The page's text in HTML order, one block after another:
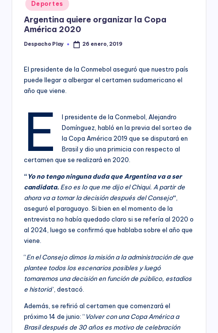
y
in
Deportes
Argentina quiere organizar la Copa
América 2020
Posted
Despacho Play 26 enero, 2019
El presidente de la Conmebol aseguró que nuestro país
puede llegar a albergar el certamen sudamericano el
año que viene.
E
l presidente de la Conmebol, Alejandro
Domínguez, habló en la previa del sorteo de
la Copa América 2019 que se disputará en
Brasil y dio una primicia con respecto al
certamen que se realizará en 2020.
“Yo no tengo ninguna duda que Argentina va a ser
candidata. Eso es lo que me dijo el Chiqui. A partir de
ahora va a tomar la decisión después del Consejo“
aseguró el paraguayo. Si bien en el momento de la
entrevista no había quedado claro si se refería al 2020 o
al 2024, luego se confirmó que hablaba sobre el año que
viene.
“En el Consejo dimos la misión a la administración de que
plantee todos los escenarios posibles y luegó
tomaremos una decisión en función de público, estadios
e historia“, destacó.
Además, se refirió al certamen que comenzará el
próximo 14 de junio: “Volver con una Copa América a
Brasil después de 30 años es motivo de celebración